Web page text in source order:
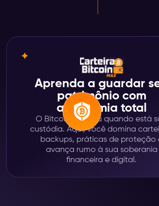
Aprenda a guardar
patrimônio com
autonomia total
O Bitcoin só é seu quando está
custódia. Aqui, você domina
backups, práticas de proteção
avança rumo à sua soberania
financeira e digital.